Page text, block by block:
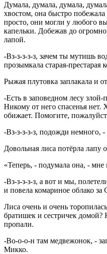
Думала, думала, думала,
хвостом, она быстро
просто, они могли у любого
капельки. Добежав до
лапой.
-Вз-з-з-з-з, зачем ты мутишь
прозымкала старая-престарая
Рыжая плутовка заплакала и
-Есть в заповедном лесу
Никому от него спасенья нет.
обижает. Помогите,
-Вз-з-з-з-з, подожди немного,
Довольная лиса потёрла лапу
«Теперь, - подумала она, -
-Вз-з-з-з-з, а вот и мы,
и повела комариное облако за
Лиса очень и очень
братишек и сестричек домой?
пропали.
-Во-о-о-н там медвежонок, -
Микко.